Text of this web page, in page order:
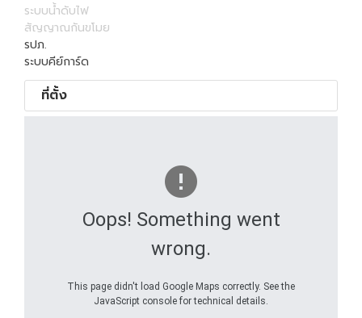
ระบบน้ำดับไฟ
สัญญาณกันขโมย
รปภ.
ระบบคีย์การ์ด
ที่ตั้ง
Oops! Something went
wrong.
This page didn't load Google Maps correctly. See the
JavaScript console for technical details.